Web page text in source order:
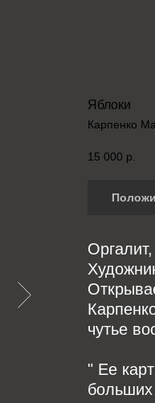
Яблоки
Карпенко
15 000 р.
чутье
" Ее